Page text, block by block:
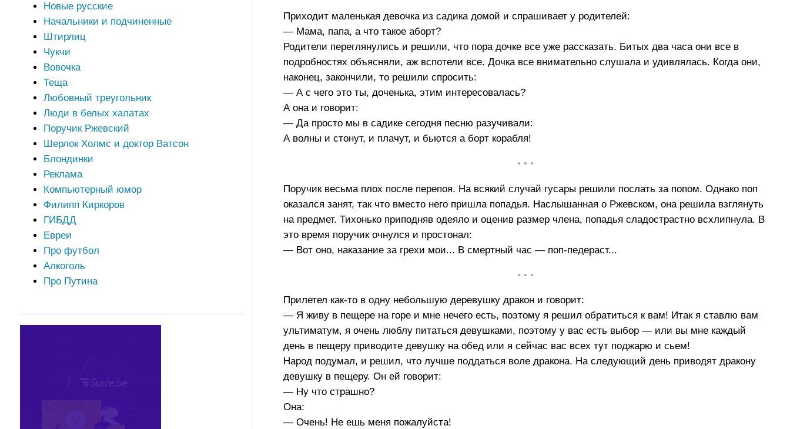
Новые русские
Начальники и подчиненные
Штирлиц
Чукчи
Вовочка
Теща
Любовный треугольник
Люди в белых халатах
Поручик Ржевский
Шерлок Холмс и доктор Ватсон
Блондинки
Реклама
Компьютерный юмор
Филипп Киркоров
ГИБДД
Евреи
Про футбол
Алкоголь
Про Путина
Приходит маленькая девочка из садика домой и спрашивает у родителей:
— Мама, папа, а что такое аборт?
Родители переглянулись и решили, что пора дочке все уже рассказать. Битых два часа они все в
подробностях объясняли, аж вспотели все. Дочка все внимательно слушала и удивлялась. Когда они,
наконец, закончили, то решили спросить:
— А с чего это ты, доченька, этим интересовалась?
А она и говорит:
— Да просто мы в садике сегодня песню разучивали:
А волны и стонут, и плачут, и бьются а борт корабля!
• • •
Поручик весьма плох после перепоя. На всякий случай гусары решили послать за попом. Однако поп
оказался занят, так что вместо него пришла попадья. Наслышанная о Ржевском, она решила взглянуть
на предмет. Тихонько приподняв одеяло и оценив размер члена, попадья сладострастно всхлипнула. В
это время поручик очнулся и простонал:
— Вот оно, наказание за грехи мои... В смертный час — поп-педераст...
• • •
Прилетел как-то в одну небольшую деревушку дракон и говорит:
— Я живу в пещере на горе и мне нечего есть, поэтому я решил обратиться к вам! Итак я ставлю вам
ультиматум, я очень люблу питаться девушками, поэтому у вас есть выбор — или вы мне каждый
день в пещеру приводите девушку на обед или я сейчас вас всех тут поджарю и сьем!
Народ подумал, и решил, что лучше поддаться воле дракона. На следующий день приводят дракону
девушку в пещеру. Он ей говорит:
— Ну что страшно?
Она:
— Очень! Не ешь меня пожалуйста!